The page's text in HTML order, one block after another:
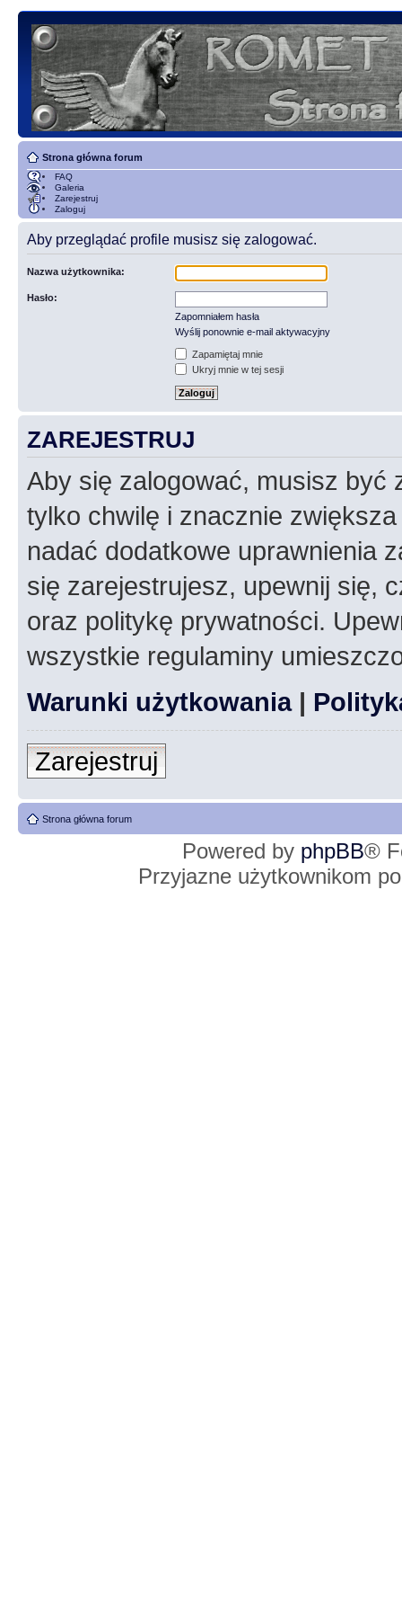
Strona główna forum
FAQ
Galeria
Zarejestruj
Zaloguj
Aby przeglądać profile musisz się zalogować.
Nazwa użytkownika:
Hasło:
Zapomniałem hasła
Wyślij ponownie e-mail aktywacyjny
Zapamiętaj mnie
Ukryj mnie w tej sesji
ZAREJESTRUJ
Aby się zalogować, musisz być
tylko chwilę i znacznie
nadać dodatkowe uprawnienia
się zarejestrujesz, upewnij się,
oraz politykę prywatności.
wszystkie regulaminy
Warunki użytkowania|
Zarejestruj
Strona główna forum
Powered by phpBB®
Przyjazne użytkownikom